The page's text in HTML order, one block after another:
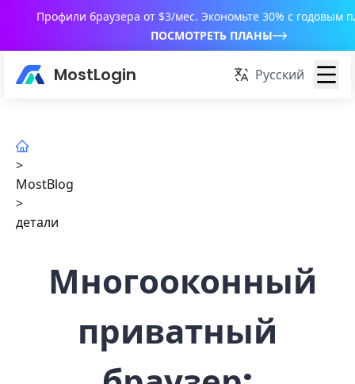
Профили браузера от $3/мес. Экономьте 30% с годовым
ПОСМОТРЕТЬ ПЛАНЫ
MostLogin Русский
>
MostBlog
>
детали
Многооконный
приватный